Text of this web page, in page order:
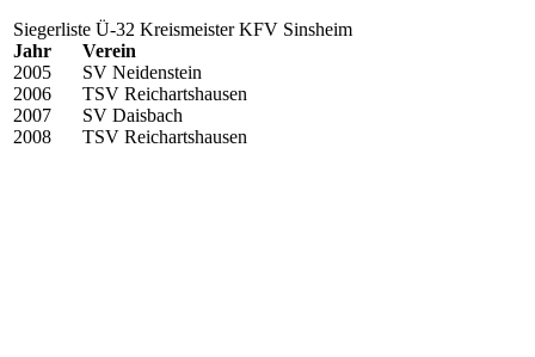
Siegerliste Ü-32 Kreismeister KFV Sinsheim
Jahr
Verein
2005
SV Neidenstein
2006
TSV Reichartshausen
2007
SV Daisbach
2008
TSV Reichartshausen